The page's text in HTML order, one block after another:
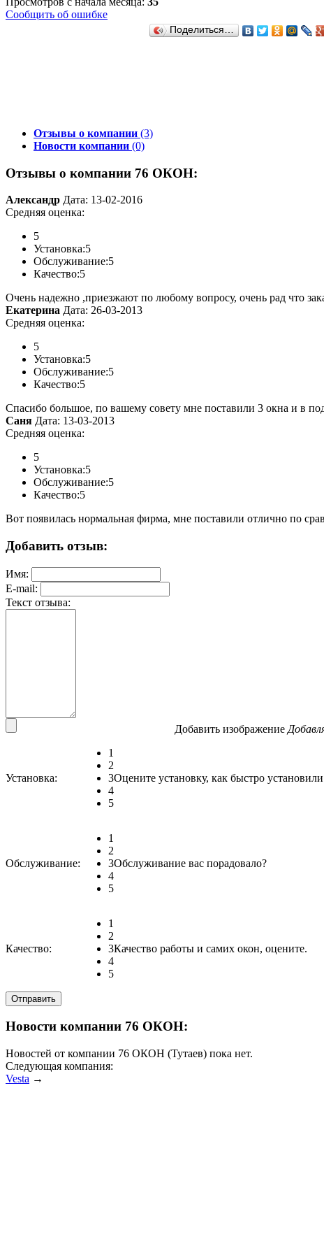
Сообщить об ошибке
Поделиться…
Отзывы о компании (3)
Новости компании (0)
Отзывы о компании 76 ОКОН:
Александр Дата: 13-02-2016
Средняя оценка:
5
Установка:5
Обслуживание:5
Качество:5
Очень надежно ,приезжают по любому вопросу, очень рад что
Екатерина Дата: 26-03-2013
Средняя оценка:
5
Установка:5
Обслуживание:5
Качество:5
Спасибо большое, по вашему совету мне поставили 3 окна и в
Саня Дата: 13-03-2013
Средняя оценка:
5
Установка:5
Обслуживание:5
Качество:5
Вот появилась нормальная фирма, мне поставили отлично по
Добавить отзыв:
Имя:
E-mail:
Текст отзыва:
Добавить изображение
Установка:
1
2
3
4
5
Оцените установку, как быстро
Обслуживание:
1
2
3
4
5
Обслуживание вас порадовало?
Качество:
1
2
3
4
5
Качество работы и самих окон, оцените.
Новости компании 76 ОКОН:
Новостей от компании 76 ОКОН (Тутаев) пока нет.
Следующая компания:
Vesta →